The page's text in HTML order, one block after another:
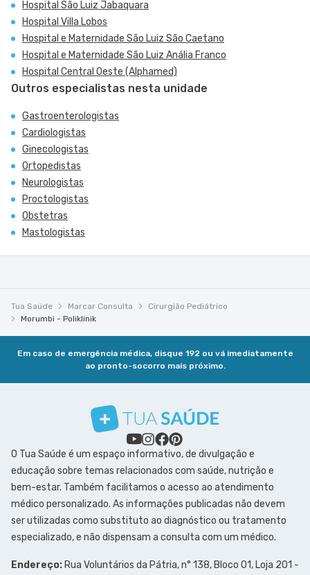
Hospital São Luiz Jabaquara
Hospital Villa Lobos
Hospital e Maternidade São Luiz São Caetano
Hospital e Maternidade São Luiz Anália Franco
Hospital Central Oeste (Alphamed)
Outros especialistas nesta unidade
Gastroenterologistas
Cardiologistas
Ginecologistas
Ortopedistas
Neurologistas
Proctologistas
Obstetras
Mastologistas
Tua Saúde Marcar Consulta
Cirurgião Pediátrico
Morumbi - Poliklinik
Em caso de emergência médica, disque 192 ou vá imediatamente
ao pronto-socorro mais próximo.
O Tua Saúde é um espaço informativo, de divulgação e
educação sobre temas relacionados com saúde, nutrição e
bem-estar. Também facilitamos o acesso ao atendimento
médico personalizado. As informações publicadas não devem
ser utilizadas como substituto ao diagnóstico ou tratamento
especializado, e não dispensam a consulta com um médico.
Endereço: Rua Voluntários da Pátria, n° 138, Bloco 01, Loja 201 -